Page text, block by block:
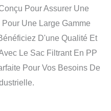
Pour Assurer Une
Une Large Gamme
D'une Qualité Et
Le Sac Filtrant En PP
Pour Vos Besoins De